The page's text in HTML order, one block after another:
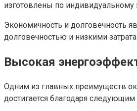
изготовлены по индивидуальному
Экономичность и долговечность
долговечностью и низкими
Высокая
Одним из главных преимуществ
достигается благодаря